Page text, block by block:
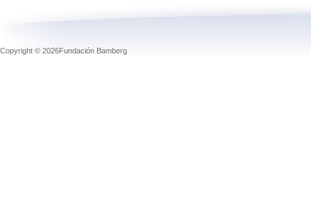
Copyright © 2026Fundación Bamberg